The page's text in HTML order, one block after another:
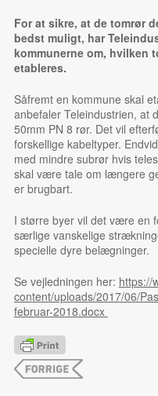
For at sikre, at de tomrør
bedst muligt, har
kommunerne om, hvilken
etableres.
Såfremt en kommune skal
anbefaler Teleindustrien, at
50mm PN 8 rør. Det vil
forskellige kabeltyper.
med mindre subrør hvis
skal være tale om længere
er brugbart.
I større byer vil det være en
særlige vanskelige
specielle dyre belægninger.
Se vejledningen her: https://
content/uploads/2017/06/
februar-2018.docx